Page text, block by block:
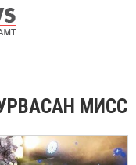
МИСС